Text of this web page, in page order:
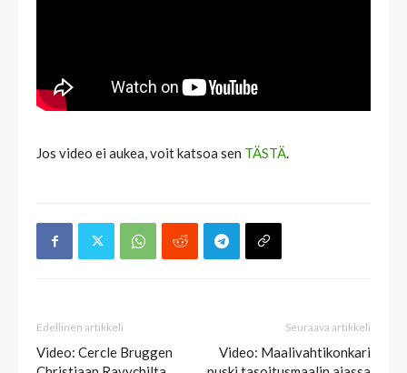
Jos video ei aukea, voit katsoa sen TÄSTÄ.
Edellinen artikkeli
Video: Cercle Bruggen
Seuraava artikkeli
Video: Maalivahtikonkari